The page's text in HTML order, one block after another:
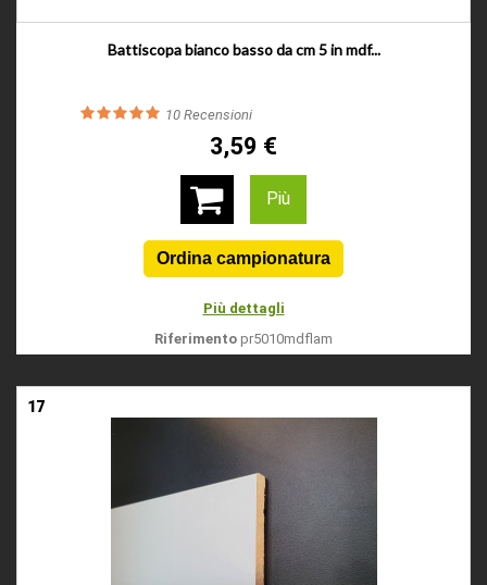
Battiscopa bianco basso da cm 5 in mdf...
10 Recensioni
3,59 €
Più
Più dettagli
Riferimento pr5010mdflam
17